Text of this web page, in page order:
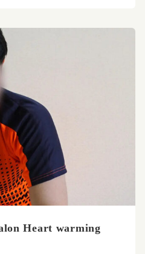
Heart warming